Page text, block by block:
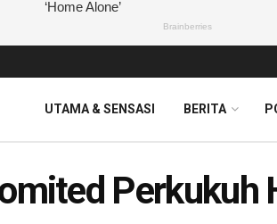
UTAMA & SENSASI BERITA
Perkukuh